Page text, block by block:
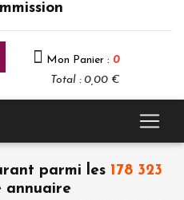
Mon Panier : 0
Total : 0,00 €
parmi les 178 323
annuaire